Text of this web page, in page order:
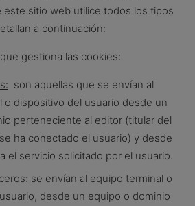
este sitio web utilice todos los tipos
a continuación:
gestiona las cookies:
son aquellas que se envían al
o dispositivo del usuario desde un
perteneciente al editor (titular del
ha conectado el usuario) y desde
el servicio solicitado por el usuario.
se envían al equipo terminal o
desde un equipo o dominio